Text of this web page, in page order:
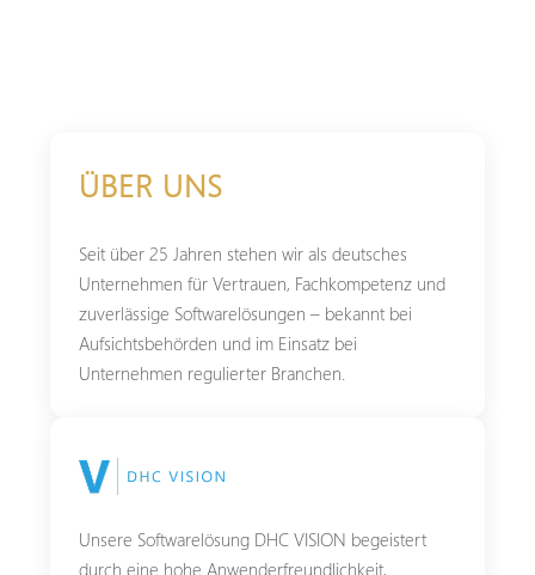
ÜBER UNS
Seit über 25 Jahren stehen wir als deutsches
Unternehmen für Vertrauen, Fachkompetenz und
zuverlässige Softwarelösungen – bekannt bei
Aufsichtsbehörden und im Einsatz bei
Unternehmen regulierter Branchen.
Unsere Softwarelösung DHC VISION begeistert
durch eine hohe Anwenderfreundlichkeit,